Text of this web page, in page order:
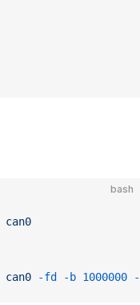
bash
can0
can0 -fd -b 1000000